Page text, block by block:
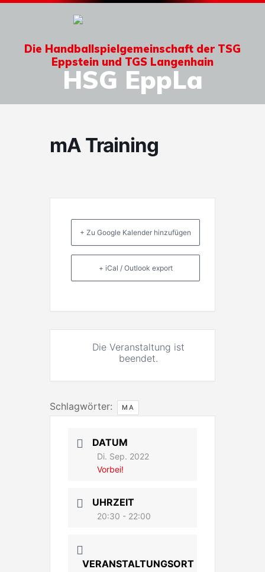
Die Handballspielgemeinschaft der TSG
Eppstein und TGS Langenhain
HSG EppLa
mA Training
+ Zu Google Kalender hinzufügen
+ iCal / Outlook export
Die Veranstaltung ist
beendet.
Schlagwörter: MA
DATUM
Di. Sep. 2022
Vorbei!
UHRZEIT
20:30 - 22:00
VERANSTALTUNGSORT